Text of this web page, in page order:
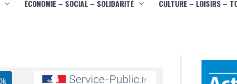
ÉCONOMIE – SOCIAL – SOLIDARITÉ CULTURE – LOISIRS –